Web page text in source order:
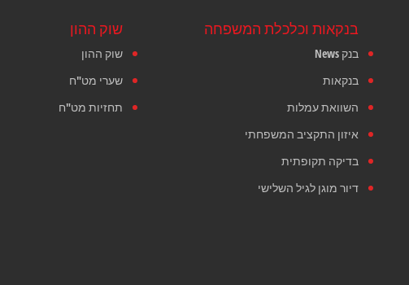
שוק ההון
שוק ההון
שערי מט"ח
תחזיות מט"ח
בנקאות וכלכלת המשפחה
בנק News
בנקאות
השוואת עמלות
איזון התקציב המשפחתי
בדיקה תקופתית
דיור מוגן לגיל השלישי